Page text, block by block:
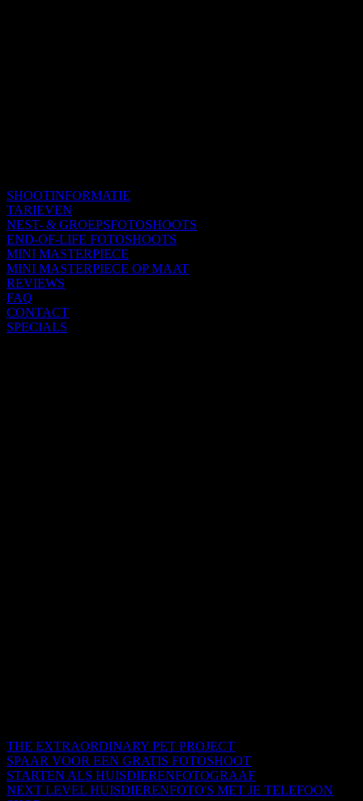
SHOOTINFORMATIE
TARIEVEN
NEST- & GROEPSFOTOSHOOTS
END-OF-LIFE FOTOSHOOTS
MINI MASTERPIECE
MINI MASTERPIECE OP MAAT
REVIEWS
FAQ
CONTACT
SPECIALS
THE EXTRAORDINARY PET PROJECT
SPAAR VOOR EEN GRATIS FOTOSHOOT
STARTEN ALS HUISDIERENFOTOGRAAF
NEXT LEVEL HUISDIERENFOTO'S MET JE TELEFOON